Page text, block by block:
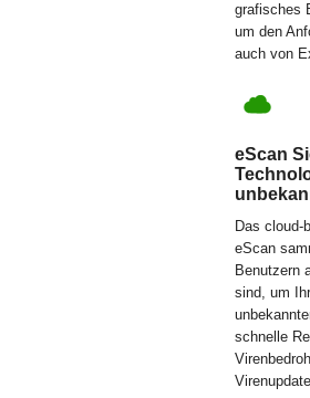
grafisches
um den
auch von
eScan
Das cloud-
eScan
Benutzern
sind, um
schnelle